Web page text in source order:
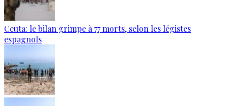
Ceuta: le bilan grimpe à 77 morts, selon les légistes
espagnols